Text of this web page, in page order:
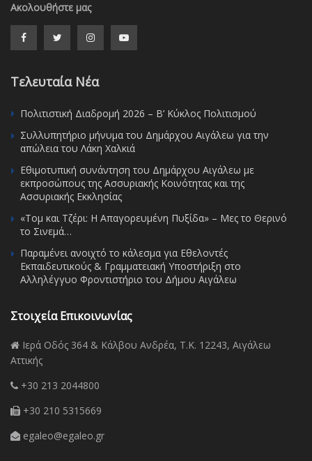
Ακολουθήστε μας
Τελευταία Νέα
Πολιτιστική Διαδρομή 2026 – Β’ Κύκλος Πολιτισμού
Συλλυπητήριο μήνυμα του Δημάρχου Αιγάλεω για την
απώλεια του Λάκη Χαλκιά
Εθιμοτυπική συνάντηση του Δημάρχου Αιγάλεω με
εκπροσώπους της Ασσυριακής Κοινότητας και της
Ασσυριακής Εκκλησίας
«Τομ και Τζέρι: Η Απαγορευμένη Πυξίδα» – Μες το Θερινό
το Σινεμά…
Παραμένει ανοιχτό το κάλεσμα για Εθελοντές
Εκπαιδευτικούς & Γραμματειακή Υποστήριξη στο
Αλληλέγγυο Φροντιστήριο του Δήμου Αιγάλεω
Στοιχεία Επικοινωνίας
Ιερά Οδός 364 & Κάλβου Ανδρέα, Τ.Κ. 12243, Αιγάλεω
Αττικής
+30 213 2044800
+30 210 5315669
egaleo@egaleo.gr